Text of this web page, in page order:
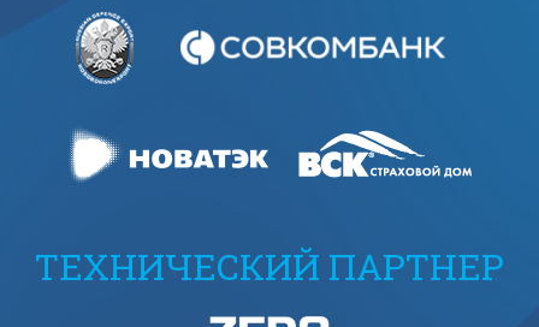
ТЕХНИЧЕСКИЙ ПАРТНЕР